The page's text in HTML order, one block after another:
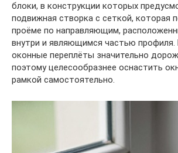
блоки, в конструкции которых
подвижная створка с сеткой, которая
проёме по направляющим,
внутри и являющимся частью профиля.
оконные переплёты значительно
поэтому целесообразнее оснастить
рамкой самостоятельно.